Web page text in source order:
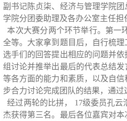
副书记陈贞柒、经济与管理学院
学院分团委助理及各办公室主任担
本次大赛分两个环节举行。第一
全等。 大家拿到题目后，自行梳
选手们的回答提出相应的问题并依
组讨论并推举出最后的代表总结发
等各方面的能力和素质，以及自
步合力讨论完成团队的结果， 通过
经过两轮的比拼，
17级委员孔云
杰获得第三名。最后各位嘉宾对本